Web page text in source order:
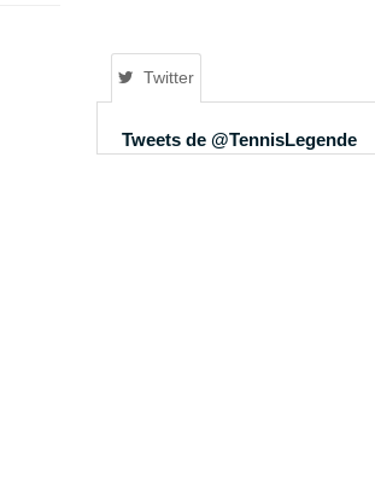
Twitter
Tweets de @TennisLegende